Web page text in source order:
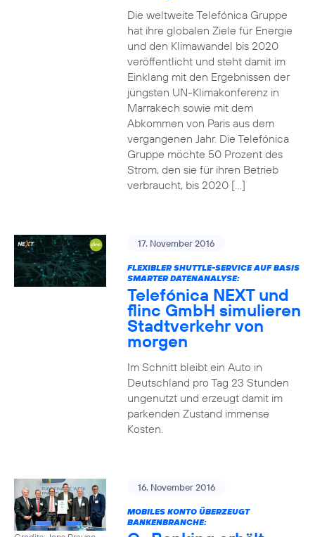
Die weltweite Telefónica Gruppe
hat ihre globalen Ziele für Energie
und den Klimawandel bis 2020
veröffentlicht und steht damit im
Einklang mit den Ergebnissen der
jüngsten UN-Klimakonferenz in
Marrakech sowie mit dem
Abkommen von Paris aus dem
vergangenen Jahr. Die Telefónica
Gruppe möchte 50 Prozent des
Strom, den sie für ihren Betrieb
verbraucht, bis 2020 […]
17. November 2016
FLEXIBLER SHUTTLE-SERVICE AUF BASIS
SMARTER DATENANALYSE:
Telefónica NEXT und
flinc GmbH simulieren
Stadtverkehr von
morgen
Im Schnitt bleibt ein Auto in
Deutschland pro Tag 23 Stunden
ungenutzt und erzeugt damit im
parkenden Zustand immense
Kosten.
16. November 2016
MOBILES KONTO ÜBERZEUGT
BANKENBRANCHE: